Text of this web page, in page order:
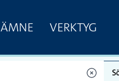
ÄMNE VERKTYG